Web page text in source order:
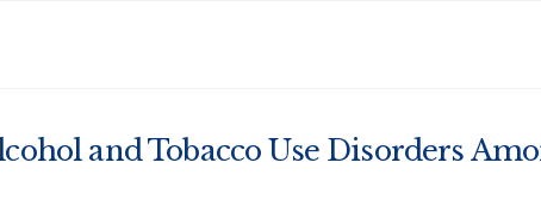
and Tobacco Use Disorders